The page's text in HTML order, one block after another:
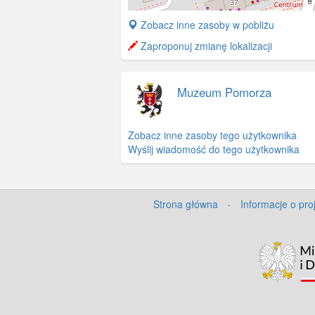
+
−
Zobacz inne zasoby w pobliżu
Zaproponuj zmianę lokalizacji
Muzeum Pomorza
Zobacz inne zasoby tego użytkownika
Wyślij wiadomość do tego użytkownika
Strona główna · Informacje o